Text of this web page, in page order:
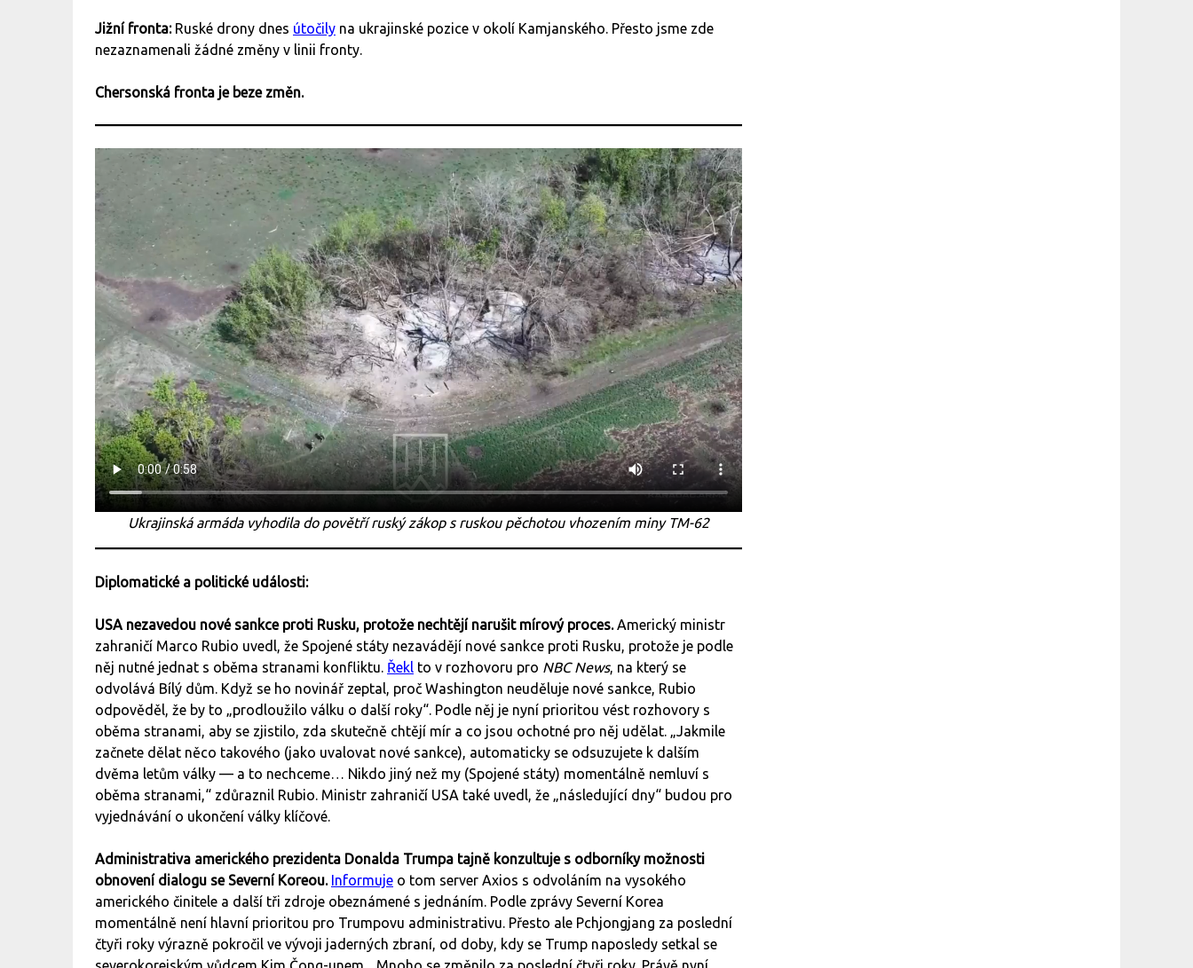
Jižní fronta: Ruské drony dnes útočily na ukrajinské pozice v okolí Kamjanského. Přesto jsme zde
nezaznamenali žádné změny v linii fronty.
Chersonská fronta je beze změn.
Ukrajinská armáda vyhodila do povětří ruský zákop s ruskou pěchotou vhozením miny TM-62
Diplomatické a politické události:
USA nezavedou nové sankce proti Rusku, protože nechtějí narušit mírový proces.Americký ministr
zahraničí Marco Rubio uvedl, že Spojené státy nezavádějí nové sankce proti Rusku, protože je podle
něj nutné jednat s oběma stranami konfliktu. Řekl to v rozhovoru pro NBC News, na který se
odvolává Bílý dům. Když se ho novinář zeptal, proč Washington neuděluje nové sankce, Rubio
odpověděl, že by to „prodloužilo válku o další roky“. Podle něj je nyní prioritou vést rozhovory s
oběma stranami, aby se zjistilo, zda skutečně chtějí mír a co jsou ochotné pro něj udělat. „Jakmile
začnete dělat něco takového (jako uvalovat nové sankce), automaticky se odsuzujete k dalším
dvěma letům války — a to nechceme… Nikdo jiný než my (Spojené státy) momentálně nemluví s
oběma stranami,“ zdůraznil Rubio. Ministr zahraničí USA také uvedl, že „následující dny“ budou pro
vyjednávání o ukončení války klíčové.
Administrativa amerického prezidenta Donalda Trumpa tajně konzultuje s odborníky možnosti
obnovení dialogu se Severní Koreou. Informuje o tom server Axios s odvoláním na vysokého
amerického činitele a další tři zdroje obeznámené s jednáním. Podle zprávy Severní Korea
momentálně není hlavní prioritou pro Trumpovu administrativu. Přesto ale Pchjongjang za poslední
čtyři roky výrazně pokročil ve vývoji jaderných zbraní, od doby, kdy se Trump naposledy setkal se